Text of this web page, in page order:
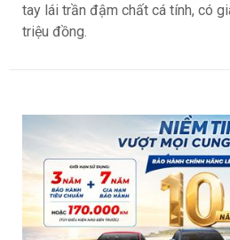
tay lái trần đậm chất cá tính, có
triệu đồng.